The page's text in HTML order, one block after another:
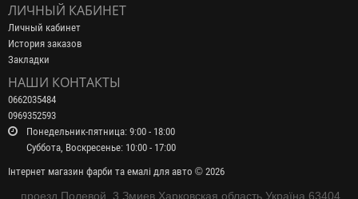
ЛИЧНЫЙ КАБИНЕТ
Личный кабинет
История заказов
Закладки
НАШИ КОНТАКТЫ
0662035484
0969352593
Понедельник-пятница: 9:00 - 18:00
Суббота, Воскресенье: 10:00 - 17:00
Інтернет магазин фарби та емалі для авто © 2026
проезд Полевой, 3 Змиев Харковская область Україна 63404